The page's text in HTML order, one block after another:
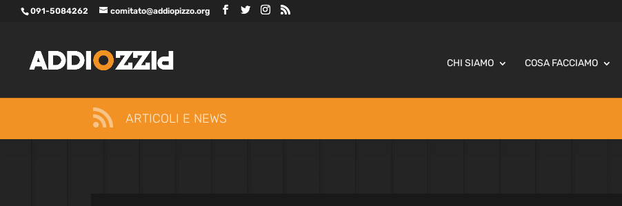
091-5084262 comitato@addiopizzo.org
CHI SIAMO COSA FACCIAMO
 ARTICOLI E NEWS